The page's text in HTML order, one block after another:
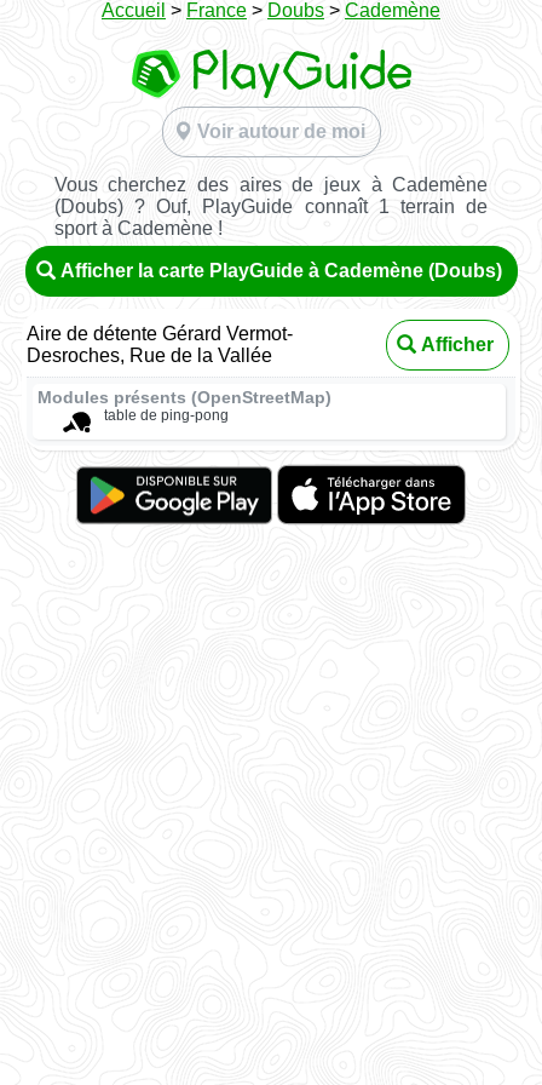
Accueil > France > Doubs > Cademène
Voir autour de moi
Vous cherchez des aires de jeux à Cademène
(Doubs) ? Ouf, PlayGuide connaît 1 terrain de
sport à Cademène !
Afficher la carte PlayGuide à Cademène (Doubs)
Aire de détente Gérard Vermot-
Desroches, Rue de la Vallée
Afficher
Modules présents (OpenStreetMap)
table de ping-pong